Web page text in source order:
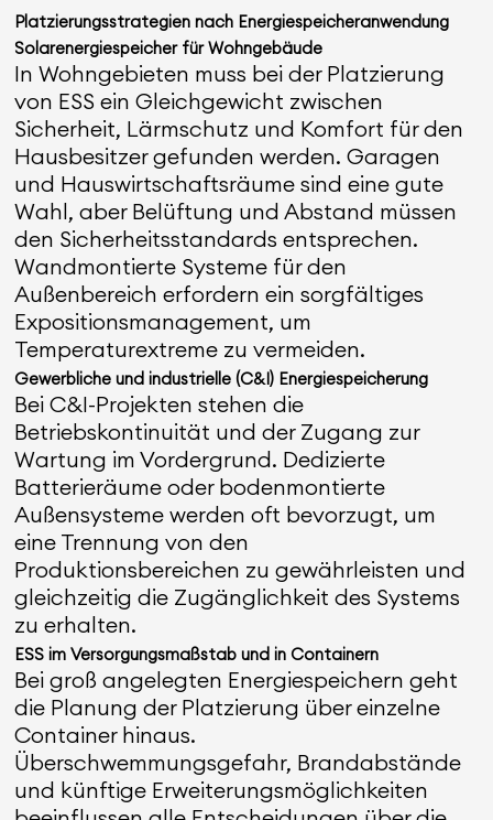
Platzierungsstrategien nach Energiespeicheranwendung
Solarenergiespeicher für Wohngebäude
In Wohngebieten muss bei der Platzierung
von ESS ein Gleichgewicht zwischen
Sicherheit, Lärmschutz und Komfort für den
Hausbesitzer gefunden werden. Garagen
und Hauswirtschaftsräume sind eine gute
Wahl, aber Belüftung und Abstand müssen
den Sicherheitsstandards entsprechen.
Wandmontierte Systeme für den
Außenbereich erfordern ein sorgfältiges
Expositionsmanagement, um
Temperaturextreme zu vermeiden.
Gewerbliche und industrielle (C&I) Energiespeicherung
Bei C&I-Projekten stehen die
Betriebskontinuität und der Zugang zur
Wartung im Vordergrund. Dedizierte
Batterieräume oder bodenmontierte
Außensysteme werden oft bevorzugt, um
eine Trennung von den
Produktionsbereichen zu gewährleisten und
gleichzeitig die Zugänglichkeit des Systems
zu erhalten.
ESS im Versorgungsmaßstab und in Containern
Bei groß angelegten Energiespeichern geht
die Planung der Platzierung über einzelne
Container hinaus.
Überschwemmungsgefahr, Brandabstände
und künftige Erweiterungsmöglichkeiten